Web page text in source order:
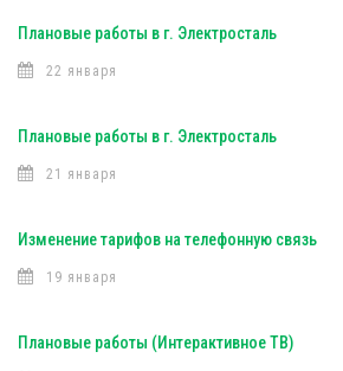
Плановые работы в г. Электросталь
22 января
Плановые работы в г. Электросталь
21 января
Изменение тарифов на телефонную связь
19 января
Плановые работы (Интерактивное ТВ)